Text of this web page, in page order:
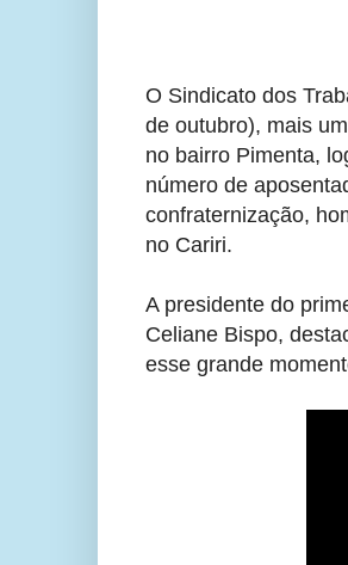
O Sindicato dos
de outubro), mais
no bairro Pimenta,
número de
confraternização,
no Cariri.
A presidente do
Celiane Bispo,
esse grande